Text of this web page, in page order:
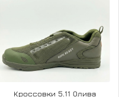
Кроссовки 5.11 Олива